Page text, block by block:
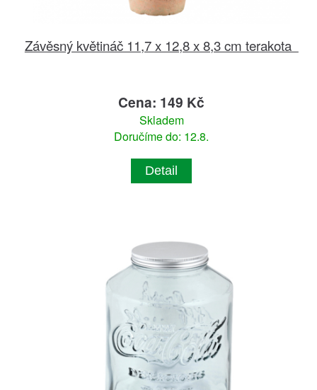
Závěsný květináč 11,7 x 12,8 x 8,3 cm terakota
Cena: 149 Kč
Skladem
Doručíme do: 12.8.
Detail